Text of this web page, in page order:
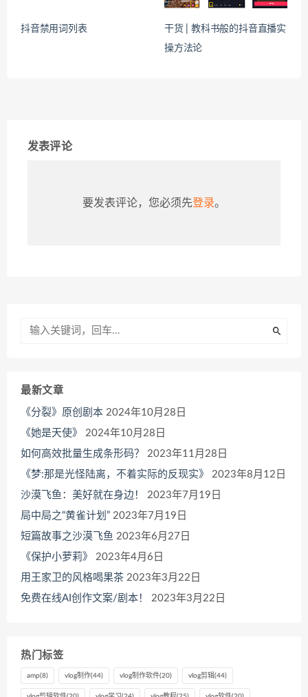
抖音禁用词列表
干货 | 教科书般的抖音直播实
操方法论
发表评论
要发表评论，您必须先登录。
最新文章
《分裂》原创剧本 2024年10月28日
《她是天使》
2024年10月28日
如何高效批量生成条形码？
2023年11月28日
《梦:那是光怪陆离，不着实际的反现实》
2023年8月12日
沙漠飞鱼：美好就在身边！
2023年7月19日
局中局之“黄雀计划” 2023年7月19日
短篇故事之沙漠飞鱼 2023年6月27日
《保护小萝莉》
2023年4月6日
用王家卫的风格喝果茶 2023年3月22日
免费在线AI创作文案/剧本！
2023年3月22日
热门标签
amp(8) vlog制作(44) vlog制作软件(20) vlog剪辑(44)